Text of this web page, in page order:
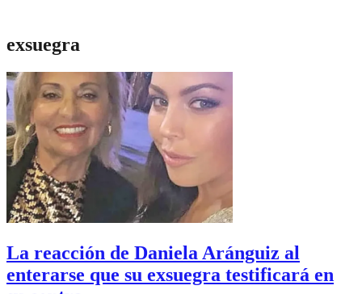
exsuegra
La reacción de Daniela Aránguiz al
enterarse que su exsuegra testificará en